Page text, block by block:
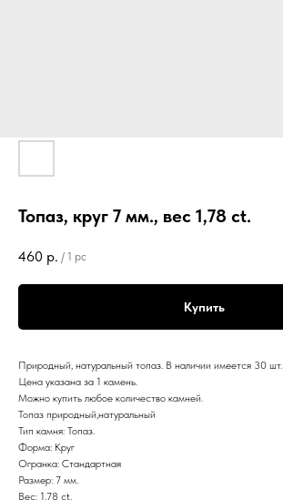
Топаз, круг 7 мм., вес 1,78 ct.
460 р. / 1 pc
Купить
Природный, натуральный топаз. В наличии имеется 30 шт.
Цена указана за 1 камень.
Можно купить любое количество камней.
Топаз природный,натуральный
Тип камня: Топаз.
Форма: Круг
Огранка: Стандартная
Размер: 7 мм.
Вес: 1,78 ct.